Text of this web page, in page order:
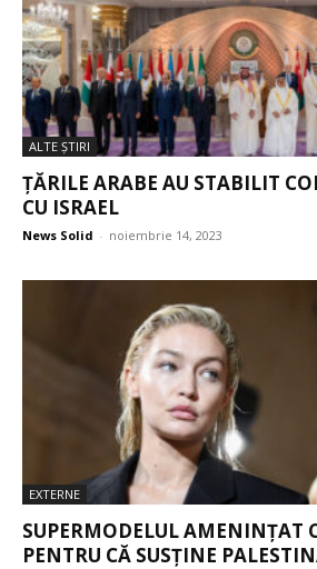
ALTE ŞTIRI
ȚĂRILE ARABE AU STABILIT
CU ISRAEL
News Solid - noiembrie 14, 2023
EXTERNE
SUPERMODELUL AMENINȚAT
PENTRU CĂ SUSȚINE